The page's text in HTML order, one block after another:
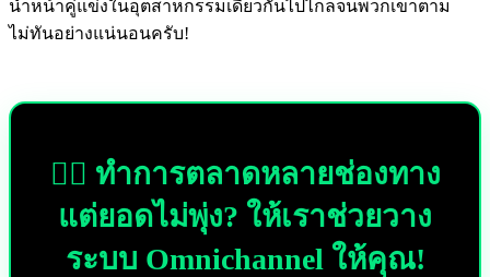
นำหน้าคู่แข่งในอุตสาหกรรมเดียวกันไปไกลจนพวกเขาตาม
ไม่ทันอย่างแน่นอนครับ!
🕵️‍♂️ ทำการตลาดหลายช่องทาง
แต่ยอดไม่พุ่ง? ให้เราช่วยวาง
ระบบ Omnichannel ให้คุณ!